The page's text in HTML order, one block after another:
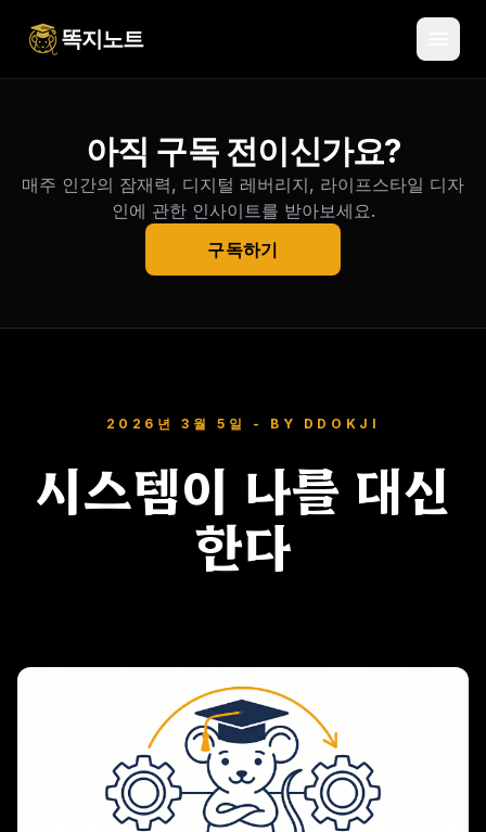
똑지노트
아직 구독 전이신가요?
매주 인간의 잠재력, 디지털 레버리지, 라이프스타일 디자
인에 관한 인사이트를 받아보세요.
구독하기
2026년 3월 5일 - BY DDOKJI
시스템이 나를 대신
한다